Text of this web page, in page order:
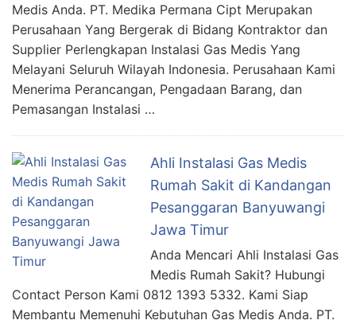
Medis Anda. PT. Medika Permana Cipt Merupakan
Perusahaan Yang Bergerak di Bidang Kontraktor dan
Supplier Perlengkapan Instalasi Gas Medis Yang
Melayani Seluruh Wilayah Indonesia. Perusahaan Kami
Menerima Perancangan, Pengadaan Barang, dan
Pemasangan Instalasi …
Ahli Instalasi Gas Medis
Rumah Sakit di Kandangan
Pesanggaran Banyuwangi
Jawa Timur
Anda Mencari Ahli Instalasi Gas
Medis Rumah Sakit? Hubungi
Contact Person Kami 0812 1393 5332. Kami Siap
Membantu Memenuhi Kebutuhan Gas Medis Anda. PT.